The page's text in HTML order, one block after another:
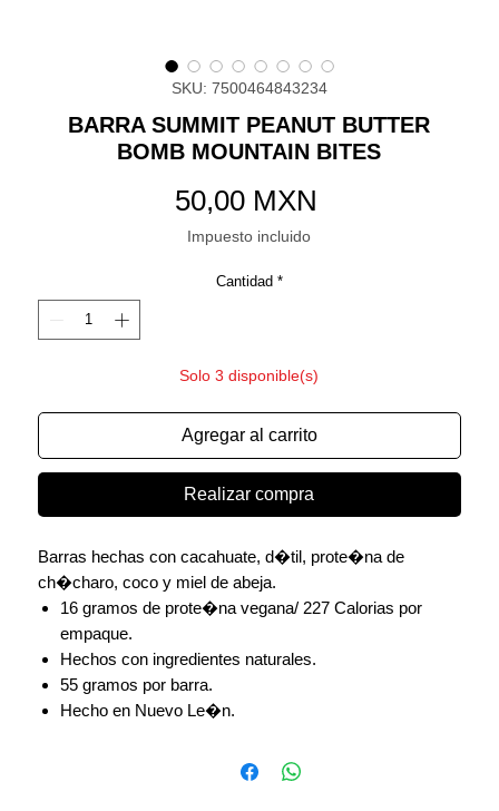
SKU: 7500464843234
BARRA SUMMIT PEANUT BUTTER
BOMB MOUNTAIN BITES
50,00 MXN
Impuesto incluido
Cantidad *
Solo 3 disponible(s)
Agregar al carrito
Realizar compra
Barras hechas con cacahuate, d�til, prote�na de
ch�charo, coco y miel de abeja.
16 gramos de prote�na vegana/ 227 Calorias por
empaque.
Hechos con ingredientes naturales.
55 gramos por barra.
Hecho en Nuevo Le�n.